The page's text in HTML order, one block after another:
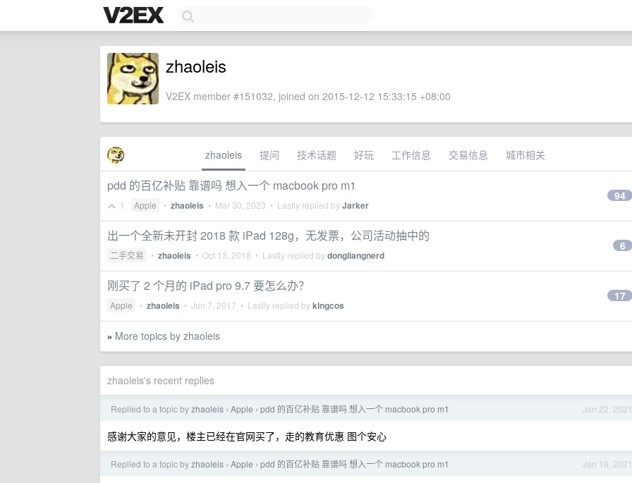
zhaoleis
V2EX member #151032, joined on 2015-12-12 15:33:15 +08:00
zhaoleis 提问 技术话题 好玩 工作信息 交易信息 城市相关
pdd 的百亿补贴 靠谱吗 想入一个 macbook pro m1
1 Apple • zhaoleis • Mar 30, 2023 • Lastly replied byJarker
94
出一个全新未开封 2018 款 iPad 128g，无发票，公司活动抽中的
二手交易 • zhaoleis • Oct 13, 2018 • Lastly replied bydongliangnerd
6
刚买了 2 个月的 iPad pro 9.7 要怎么办？
Apple • zhaoleis • Jun 7, 2017 • Lastly replied bykingcos
17
» More topics by zhaoleis
zhaoleis's recent replies
Jan 22, 2021
Replied to a topic byzhaoleis › Apple › pdd 的百亿补贴 靠谱吗 想入一个 macbook pro m1
感谢大家的意见，楼主已经在官网买了，走的教育优惠 图个安心
Jan 18, 2021
Replied to a topic byzhaoleis › Apple › pdd 的百亿补贴 靠谱吗 想入一个 macbook pro m1